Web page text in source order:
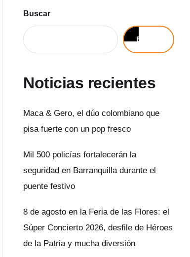
Buscar
Buscar
Noticias recientes
Maca & Gero, el dúo colombiano que
pisa fuerte con un pop fresco
Mil 500 policías fortalecerán la
seguridad en Barranquilla durante el
puente festivo
8 de agosto en la Feria de las Flores: el
Súper Concierto 2026, desfile de Héroes
de la Patria y mucha diversión